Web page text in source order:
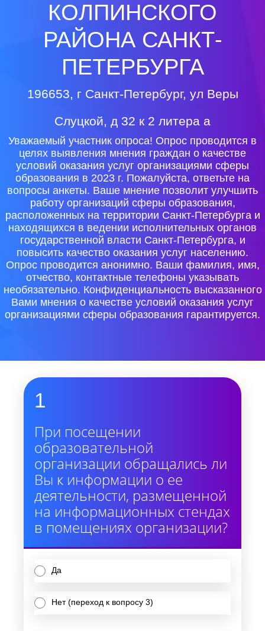
КОЛПИНСКОГО
РАЙОНА САНКТ-
ПЕТЕРБУРГА
196653, г Санкт-Петербург, ул Веры
Слуцкой, д 32 к 2 литера а
Уважаемый участник опроса! Опрос проводится в
целях выявления мнения граждан о качестве
условий оказания услуг организациями сферы
образования в 2023 г. Пожалуйста, ответьте на
вопросы анкеты. Ваше мнение позволит улучшить
работу организаций сферы образования,
расположенных на территории Санкт-Петербурга и
находящихся в ведении исполнительных органов
государственной власти Санкт-Петербурга, и
повысить качество оказания услуг населению.
Опрос проводится анонимно. Ваши фамилия, имя,
отчество, контактные телефоны указывать
необязательно. Конфиденциальность высказанного
Вами мнения о качестве условий оказания услуг
организациями сферы образования гарантируется.
1
При посещении
образовательной
организации обращались ли
Вы к информации о ее
деятельности, размещенной
на информационных стендах
в помещениях организации?
Да
Нет (переход к вопросу 3)